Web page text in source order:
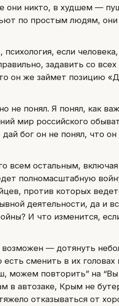
они никто, в худшем —
по простым людям,
если
задавить со
он же займет позицию
не понял. Я понял, как
мир российского
бог он не понял, что
всем остальным,
полномасштабную
против которых
деятельности, да и
И что изменится,
— дотянуть
есть сменить в их
можем повторить” на
в автозаке, Крым не
отказываться от